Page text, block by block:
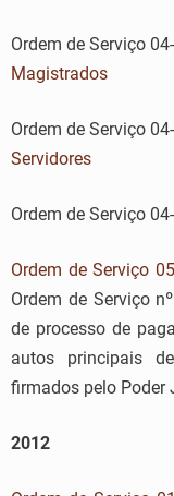
Ordem de Serviço
Magistrados
Ordem de Serviço
Servidores
Ordem de Serviço
Ordem de Serviço
Ordem de Serviço
de processo de
autos principais
firmados pelo Poder
2012